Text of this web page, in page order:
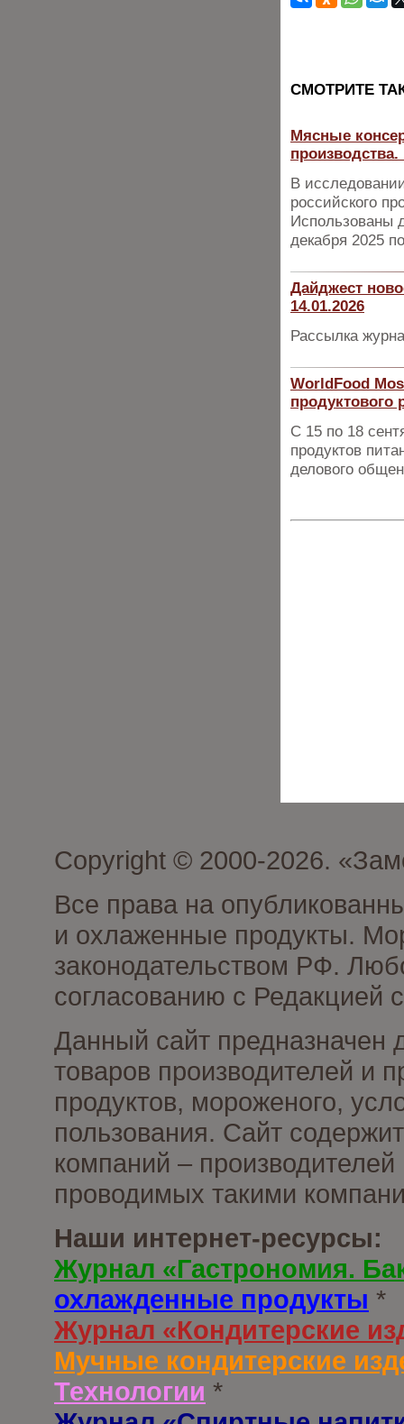
CМОТРИТЕ
Мясные
В
российского
Использованы
декабря 2025
Дайджест
14.01.2026
Рассылка
WorldFood
продуктового
С 15 по 18
продуктов
делового
Copyright © 2000-2026.
Все права на
и охлаженные продукты.
законодательством РФ.
согласованию с Редакцией
Данный сайт предназначен
товаров производителей и
продуктов, мороженого,
пользования. Сайт
компаний –
проводимых такими
Наши интернет-ресурсы:
Журнал «Гастрономия.
охлажденные продукты *
Журнал «Кондитерские
Мучные кондитерские
Технологии *